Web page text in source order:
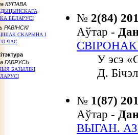
КУПАВА
БЕЛАРУСІ
РАВІНСКІ
СКАРЫНА І
ЧАС
ГАБРУСЬ
БАЗЫЛІКІ
№ 2(84)
Аўтар -
У эсэ
Д.
№ 1(87)
Аўтар -
ВЫГАН.